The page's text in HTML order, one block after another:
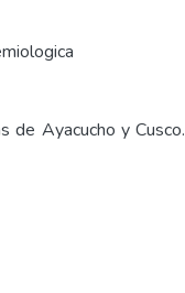
de Ayacucho y Cusco.